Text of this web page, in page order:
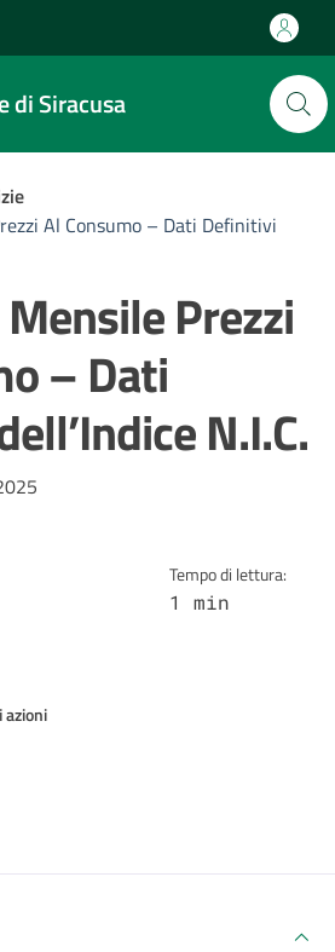
di Siracusa
Al Consumo – Dati Definitivi
Prezzi
– Dati
N.I.C.
notizia
Tempo di lettura:
1 min
azioni